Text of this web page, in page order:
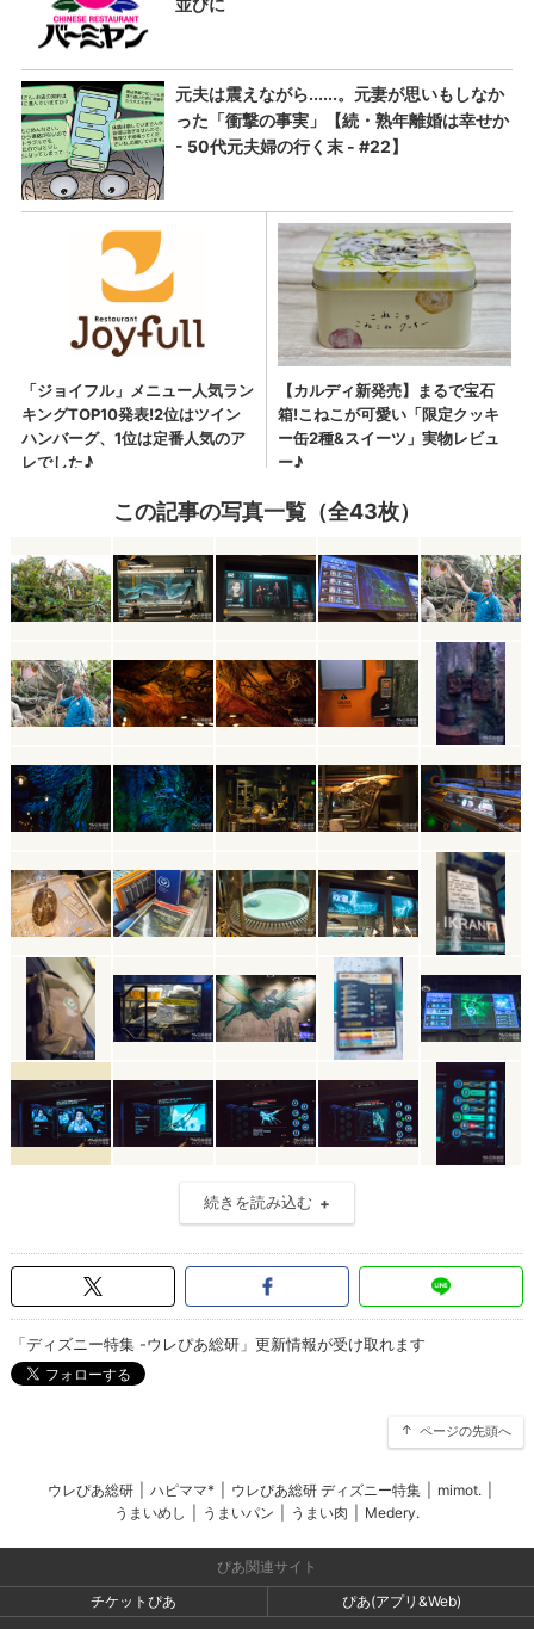
この記事の写真一覧（全43枚）
続きを読み込む
「ディズニー特集 -ウレぴあ総研」更新情報が受け取れます
ページの先頭へ
ウレぴあ総研 ハピママ* ウレぴあ総研 ディズニー特集 mimot.
うまいめし
うまいパン うまい肉 Medery.
ぴあ関連サイト
チケットぴあ
ぴあ(アプリ&Web)